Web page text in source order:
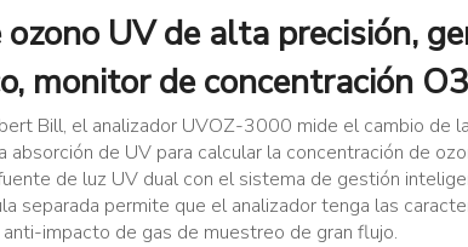
UV de alta precisión,
monitor de concentración O3
Bill, el analizador UVOZ-3000 mide el cambio de
absorción de UV para calcular la concentración de
de luz UV dual con el sistema de gestión
separada permite que el analizador tenga las
impacto de gas de muestreo de gran flujo.